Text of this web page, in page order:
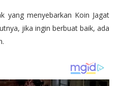
yang menyebarkan Koin Jagat
jika ingin berbuat baik, ada